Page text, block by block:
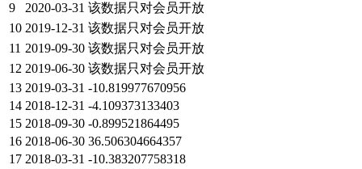
9
2020-03-31 该数据只对会员开放
10 2019-12-31 该数据只对会员开放
11 2019-09-30 该数据只对会员开放
12 2019-06-30 该数据只对会员开放
13 2019-03-31 -10.819977670956
14 2018-12-31 -4.109373133403
15 2018-09-30 -0.899521864495
16 2018-06-30 36.506304664357
17 2018-03-31 -10.383207758318